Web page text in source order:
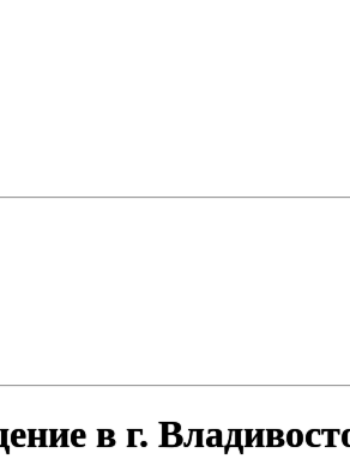
в г.